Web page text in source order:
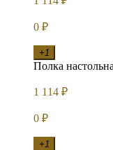
0 ₽
+1
Полка
1 114 ₽
0 ₽
+1